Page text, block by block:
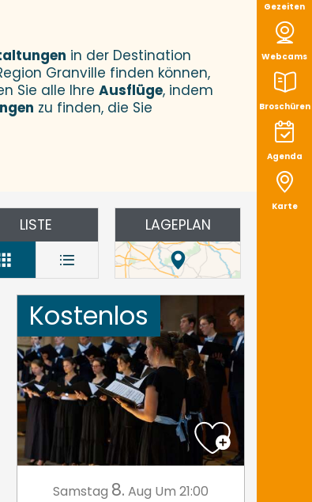
Gezeiten
Webcams
Broschüren
Agenda
Karte
in der Destination
Granville finden können,
Sie alle Ihre Ausflüge, indem
zu finden, die Sie
LISTE LAGEPLAN
Kostenlos
Samstag 8. Aug Um 21:00